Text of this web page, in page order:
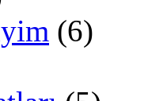
(6)